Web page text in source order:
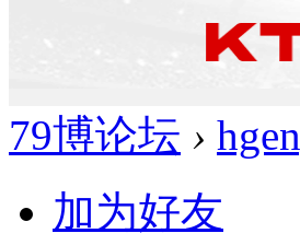
79博论坛 ›
加为好友